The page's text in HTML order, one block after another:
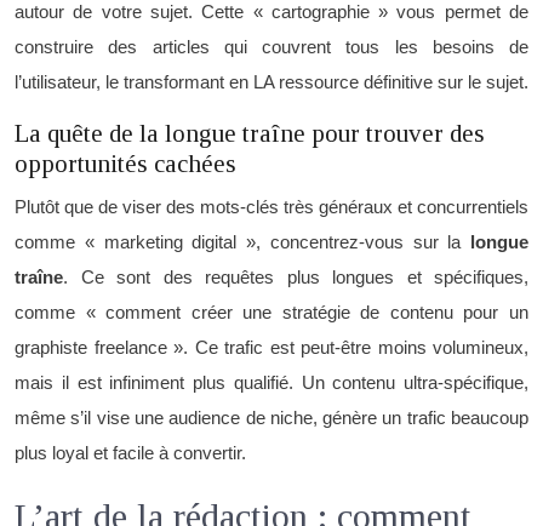
autour de votre sujet. Cette « cartographie » vous permet de
construire des articles qui couvrent tous les besoins de
l’utilisateur, le transformant en LA ressource définitive sur le sujet.
La quête de la longue traîne pour trouver des
opportunités cachées
Plutôt que de viser des mots-clés très généraux et concurrentiels
comme « marketing digital », concentrez-vous sur la longue
traîne. Ce sont des requêtes plus longues et spécifiques,
comme « comment créer une stratégie de contenu pour un
graphiste freelance ». Ce trafic est peut-être moins volumineux,
mais il est infiniment plus qualifié. Un contenu ultra-spécifique,
même s’il vise une audience de niche, génère un trafic beaucoup
plus loyal et facile à convertir.
L’art de la rédaction : comment